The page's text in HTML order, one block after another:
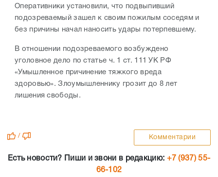
Оперативники установили, что подвыпивший
подозреваемый зашел к своим пожилым соседям и
без причины начал наносить удары потерпевшему.
В отношении подозреваемого возбуждено
уголовное дело по статье ч. 1 ст. 111 УК РФ
«Умышленное причинение тяжкого вреда
здоровью». Злоумышленнику грозит до 8 лет
лишения свободы.
/ Комментарии
Есть новости? Пиши и звони в редакцию: +7 (937) 55-
66-102